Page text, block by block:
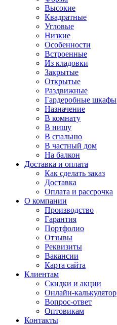
Высокие
Квадратные
Угловые
Низкие
Особенности
Встроенные
Из кладовки
Закрытые
Открытые
Раздвижные
Гардеробные шкафы
Назначение
В комнату
В нишу
В спальню
В частный дом
На балкон
Доставка и оплата
Как сделать заказ
Доставка
Оплата и рассрочка
О компании
Производство
Гарантия
Портфолио
Отзывы
Реквизиты
Вакансии
Карта сайта
Клиентам
Скидки и акции
Онлайн-калькулятор
Вопрос-ответ
Оптовикам
Контакты